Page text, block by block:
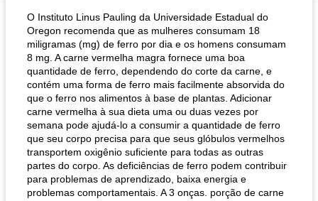
pão plano (out)
O Instituto Linus Pauling da Universidade Estadual do
Oregon recomenda que as mulheres consumam 18
miligramas (mg) de ferro por dia e os homens consumam
8 mg. A carne vermelha magra fornece uma boa
quantidade de ferro, dependendo do corte da carne, e
contém uma forma de ferro mais facilmente absorvida do
que o ferro nos alimentos à base de plantas. Adicionar
carne vermelha à sua dieta uma ou duas vezes por
semana pode ajudá-lo a consumir a quantidade de ferro
que seu corpo precisa para que seus glóbulos vermelhos
transportem oxigênio suficiente para todas as outras
partes do corpo. As deficiências de ferro podem contribuir
para problemas de aprendizado, baixa energia e
problemas comportamentais. A 3 onças. porção de carne